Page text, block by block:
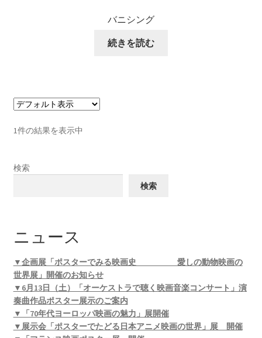
バニシング
続きを読む
1件の結果を表示中
検索
検索
ニュース
▼企画展「ポスターでみる映画史 愛しの動物映画の
世界展」開催のお知らせ
▼6月13日（土）「オーケストラで聴く映画音楽コンサート」演
奏曲作品ポスター展示のご案内
▼「70年代ヨーロッパ映画の魅力」展開催
▼展示会「ポスターでたどる日本アニメ映画の世界」展 開催